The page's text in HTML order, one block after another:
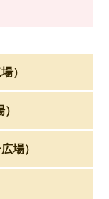
）
場）